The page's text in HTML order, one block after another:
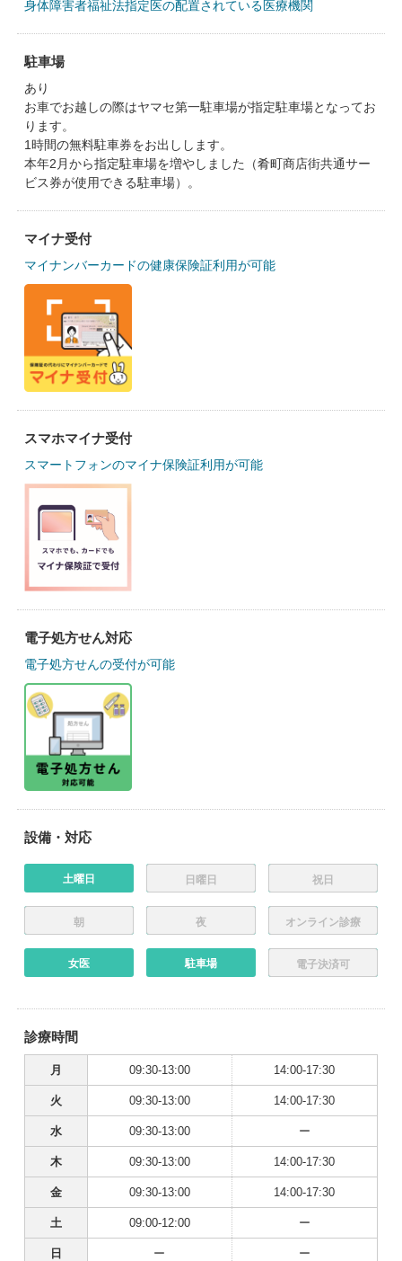
身体障害者福祉法指定医の配置されている医療機関
駐車場
あり
お車でお越しの際はヤマセ第一駐車場が指定駐車場となってお
ります。
1時間の無料駐車券をお出しします。
本年2月から指定駐車場を増やしました（肴町商店街共通サー
ビス券が使用できる駐車場）。
マイナ受付
マイナンバーカードの健康保険証利用が可能
スマホマイナ受付
スマートフォンのマイナ保険証利用が可能
電子処方せん対応
電子処方せんの受付が可能
設備・対応
土曜日 日曜日 祝日
朝 夜 オンライン診療
女医 駐車場 電子決済可
診療時間
月 09:30-13:00 14:00-17:30
火 09:30-13:00 14:00-17:30
水 09:30-13:00 ー
木 09:30-13:00 14:00-17:30
金 09:30-13:00 14:00-17:30
土 09:00-12:00 ー
日 ー ー